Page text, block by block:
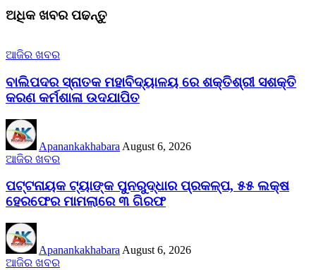
ଅଧିକ ଖବର ପଢନ୍ତୁ
ଆଜିର ଖବର
ବାଲିପଦର ସ୍ନାତକ ମହାବିଦ୍ୟାଳୟ ରେ ଶକ୍ତିଶ୍ରୀ ସଶକ୍ତି
କରଣ କର୍ମଶାଳା ଉଦଯାପିତ
Apanankakhabara August 6, 2026
ଆଜିର ଖବର
ପଟ୍ଟନାୟକ ଟ୍ୟାଙ୍କ ପୁନରୁଦ୍ଧାର ପ୍ରକଳ୍ପ, ୫୫ ଲକ୍ଷ
ହେରଫେର ମାମଲାରେ ୩ ଗିରଫ
Apanankakhabara August 6, 2026
ଆଜିର ଖବର